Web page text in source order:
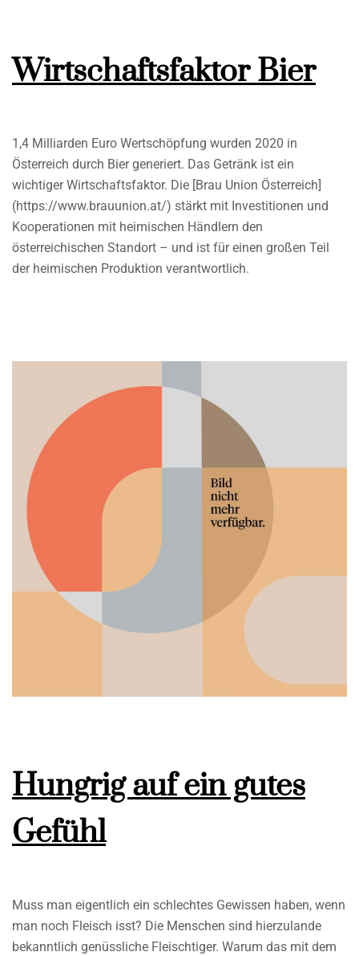
Wirtschaftsfaktor Bier
1,4 Milliarden Euro Wertschöpfung wurden 2020 in
Österreich durch Bier generiert. Das Getränk ist ein
wichtiger Wirtschaftsfaktor. Die [Brau Union Österreich]
(https://www.brauunion.at/) stärkt mit Investitionen und
Kooperationen mit heimischen Händlern den
österreichischen Standort – und ist für einen großen Teil
der heimischen Produktion verantwortlich.
Hungrig auf ein gutes
Gefühl
Muss man eigentlich ein schlechtes Gewissen haben, wenn
man noch Fleisch isst? Die Menschen sind hierzulande
bekanntlich genüssliche Fleischtiger. Warum das mit dem